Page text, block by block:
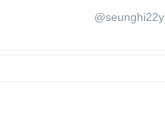
@seunghi22y